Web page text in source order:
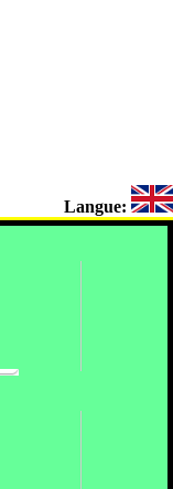
Langue: